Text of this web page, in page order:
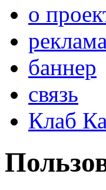
о
реклама
баннер
связь
Клаб